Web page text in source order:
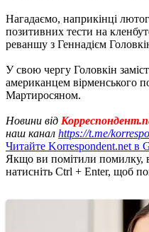
Нагадаємо, наприкінці
позитивних тести на
реваншу з Геннадієм
У свою чергу Головкін
американцем вірменського
Мартиросяном.
Новини від
наш канал https://t.me/
Читайте Korrespondent.net в
Якщо ви помітили помилку,
натисніть Ctrl + Enter, щоб